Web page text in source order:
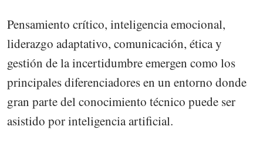
Pensamiento crítico, inteligencia emocional,
liderazgo adaptativo, comunicación, ética y
gestión de la incertidumbre emergen como los
principales diferenciadores en un entorno donde
gran parte del conocimiento técnico puede ser
asistido por inteligencia artificial.